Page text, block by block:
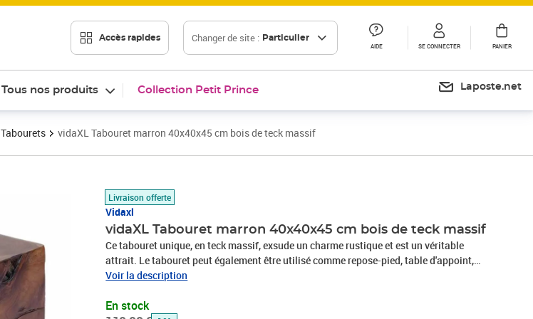
Accès rapides Changer de site : Particulier
AIDE SE CONNECTER PANIER
Tous nos produits Collection Petit Prince Laposte.net
Tabourets vidaXL Tabouret marron 40x40x45 cm bois de teck massif
Livraison offerte
Vidaxl
vidaXL Tabouret marron 40x40x45 cm bois de teck massif
Ce tabouret unique, en teck massif, exsude un charme rustique et est un véritable
attrait. Le tabouret peut également être utilisé comme repose-pied, table d'appoint,
etc. Vous pouvez combiner 2, 4 ou 6 tabourets pour créer une table basse. Le tabouret
spectaculaire. Remarque importante : car le bois est un produit naturel, les couleurs
Voir la description
En stock
Prix barré 119,99 €
Prix 107,89€